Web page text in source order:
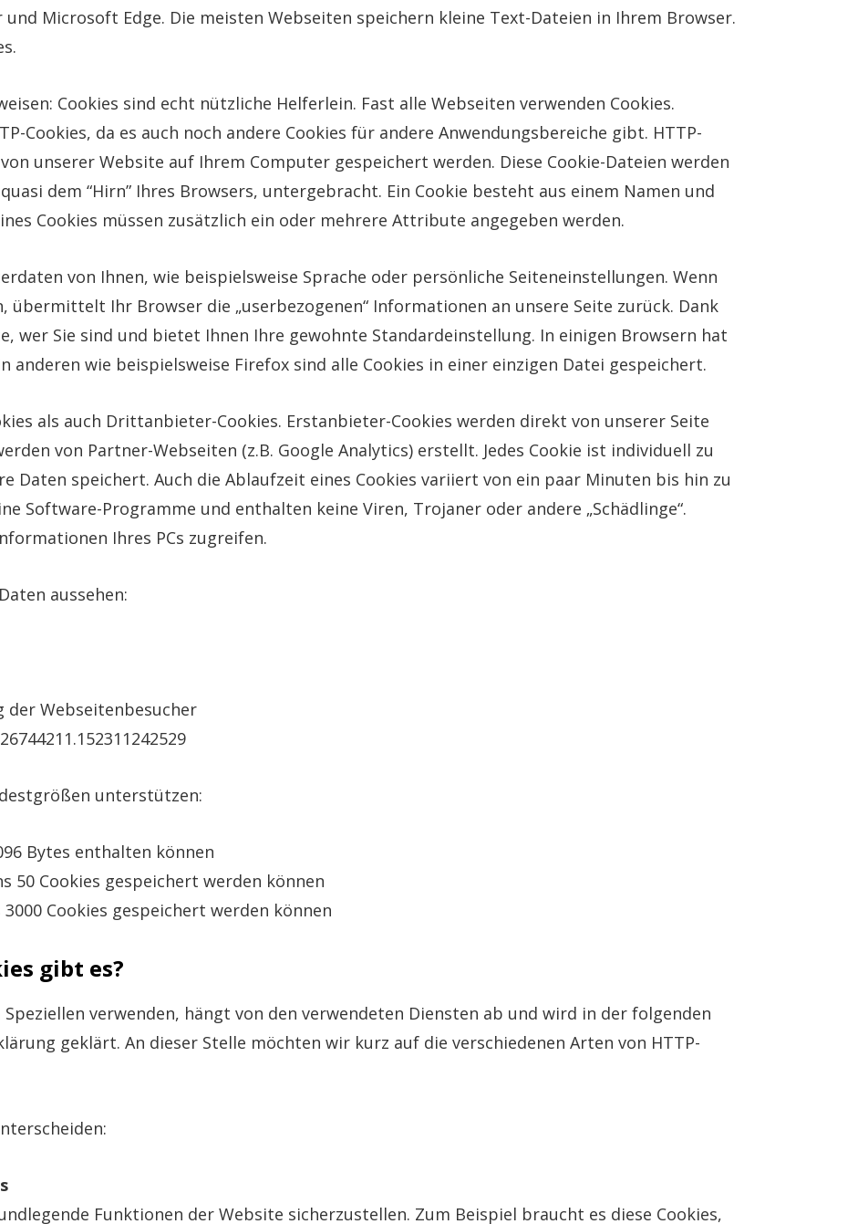
Microsoft Edge. Die meisten Webseiten speichern kleine Text-Dateien in Ihrem Browser.
Cookies sind echt nützliche Helferlein. Fast alle Webseiten verwenden Cookies.
Cookies, da es auch noch andere Cookies für andere Anwendungsbereiche gibt. HTTP-
unserer Website auf Ihrem Computer gespeichert werden. Diese Cookie-Dateien werden
dem “Hirn” Ihres Browsers, untergebracht. Ein Cookie besteht aus einem Namen und
Cookies müssen zusätzlich ein oder mehrere Attribute angegeben werden.
von Ihnen, wie beispielsweise Sprache oder persönliche Seiteneinstellungen. Wenn
übermittelt Ihr Browser die „userbezogenen“ Informationen an unsere Seite zurück. Dank
wer Sie sind und bietet Ihnen Ihre gewohnte Standardeinstellung. In einigen Browsern hat
anderen wie beispielsweise Firefox sind alle Cookies in einer einzigen Datei gespeichert.
als auch Drittanbieter-Cookies. Erstanbieter-Cookies werden direkt von unserer Seite
von Partner-Webseiten (z.B. Google Analytics) erstellt. Jedes Cookie ist individuell zu
Daten speichert. Auch die Ablaufzeit eines Cookies variiert von ein paar Minuten bis hin zu
Software-Programme und enthalten keine Viren, Trojaner oder andere „Schädlinge“.
Ihres PCs zugreifen.
aussehen:
der Webseitenbesucher
unterstützen:
Bytes enthalten können
50 Cookies gespeichert werden können
Cookies gespeichert werden können
gibt es?
Speziellen verwenden, hängt von den verwendeten Diensten ab und wird in der folgenden
geklärt. An dieser Stelle möchten wir kurz auf die verschiedenen Arten von HTTP-
Funktionen der Website sicherzustellen. Zum Beispiel braucht es diese Cookies,